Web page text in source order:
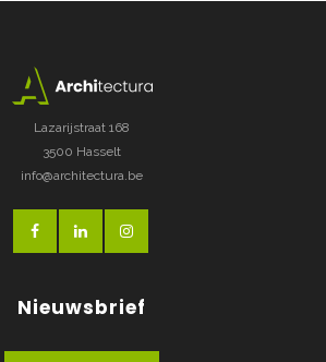
Lazarijstraat 168
3500 Hasselt
info@architectura.be
Nieuwsbrief